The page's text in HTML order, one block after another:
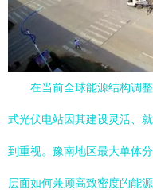
在当前全球能源结构调
式光伏电站因其建设灵活、
到重视。豫南地区最大单体
层面如何兼顾高致密度的能